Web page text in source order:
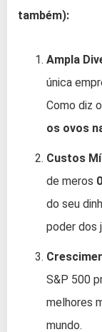
também):
Ampla
única
Como diz
os ovos
Custos
de meros
do seu
poder dos
S&P 500
melhores
mundo.